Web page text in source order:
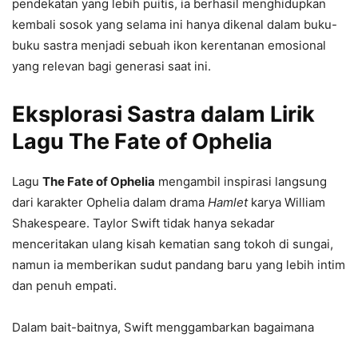
pendekatan yang lebih puitis, ia berhasil menghidupkan
kembali sosok yang selama ini hanya dikenal dalam buku-
buku sastra menjadi sebuah ikon kerentanan emosional
yang relevan bagi generasi saat ini.
Eksplorasi Sastra dalam Lirik
Lagu The Fate of Ophelia
Lagu The Fate of Ophelia mengambil inspirasi langsung
dari karakter Ophelia dalam drama Hamletkarya William
Shakespeare. Taylor Swift tidak hanya sekadar
menceritakan ulang kisah kematian sang tokoh di sungai,
namun ia memberikan sudut pandang baru yang lebih intim
dan penuh empati.
Dalam bait-baitnya, Swift menggambarkan bagaimana